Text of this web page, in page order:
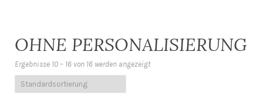
OHNE PERSONALISIERUNG
Ergebnisse 10 – 16 von 16 werden angezeigt